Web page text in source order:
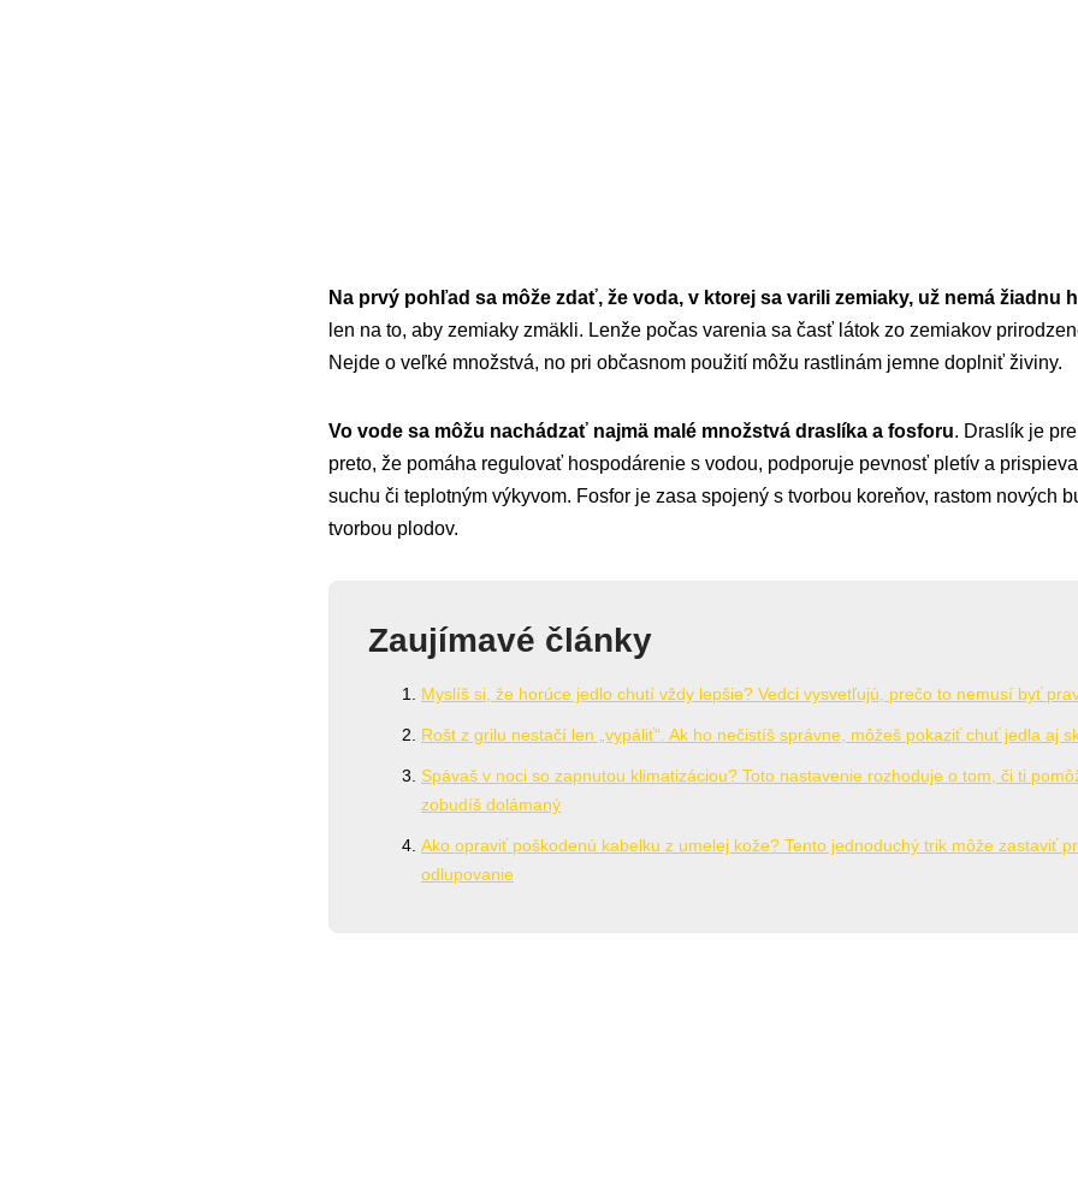
Na prvý pohľad sa môže zdať, že voda, v ktorej sa varili zemiaky, už nemá žiadnu
len na to, aby zemiaky zmäkli. Lenže počas varenia sa časť látok zo zemiakov
Nejde o veľké množstvá, no pri občasnom použití môžu rastlinám jemne doplniť živiny.
Vo vode sa môžu nachádzať najmä malé množstvá draslíka a fosforu. Draslík je
preto, že pomáha regulovať hospodárenie s vodou, podporuje pevnosť pletív a
suchu či teplotným výkyvom. Fosfor je zasa spojený s tvorbou koreňov, rastom nových
tvorbou plodov.
Zaujímavé články
Myslíš si, že horúce jedlo chutí vždy lepšie? Vedci vysvetľujú, prečo to nemusí byť
Rošt z grilu nestačí len „vypáliť“. Ak ho nečistíš správne, môžeš pokaziť chuť jedla aj
Spávaš v noci so zapnutou klimatizáciou? Toto nastavenie rozhoduje o tom, či ti
zobudíš dolámaný
Ako opraviť poškodenú kabelku z umelej kože? Tento jednoduchý trik môže zastaviť
odlupovanie